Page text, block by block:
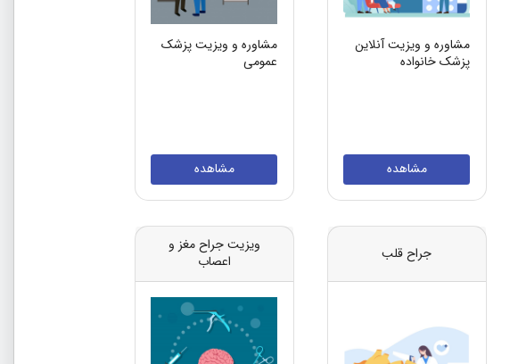
مشاوره و ویزیت آنلاین
پزشک خانواده
مشاهده
مشاوره و ویزیت پزشک
عمومی
مشاهده
جراح قلب
ویزیت جراح مغز و
اعصاب